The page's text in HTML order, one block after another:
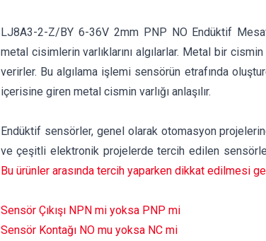
LJ8A3-2-Z/BY 6-36V 2mm PNP NO Endüktif
metal cisimlerin varlıklarını algılarlar. Metal bir cismin
verirler. Bu algılama işlemi sensörün etrafında
içerisine giren metal cismin varlığı anlaşılır.
Endüktif sensörler, genel olarak otomasyon
ve çeşitli elektronik projelerde tercih edilen
Bu ürünler arasında tercih yaparken dikkat edilmesi
Sensör Çıkışı NPN mi yoksa PNP mi
Sensör Kontağı NO mu yoksa NC mi